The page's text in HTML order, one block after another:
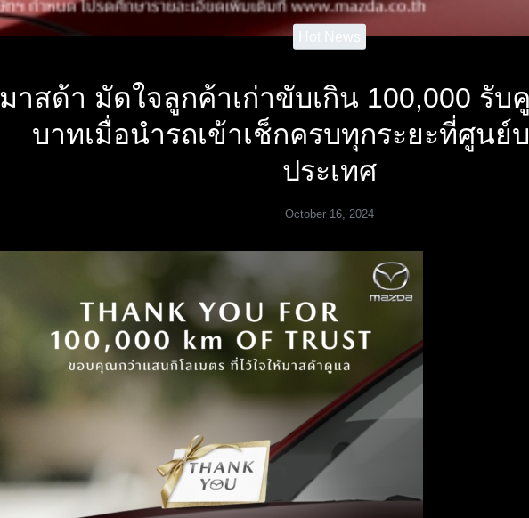
Hot News
มาสด้า มัดใจลูกค้าเก่าขับเกิน 100,000 รับ
บาทเมื่อนำรถเข้าเช็กครบทุกระยะที่ศูนย์
ประเทศ
October 16, 2024